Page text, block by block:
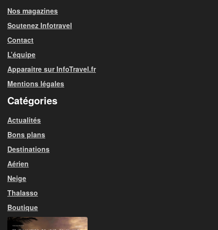
Nos magazines
Soutenez Infotravel
Contact
L’équipe
Apparaitre sur InfoTravel.fr
Mentions légales
Catégories
Actualités
Bons plans
Destinations
Aérien
Neige
Thalasso
Boutique